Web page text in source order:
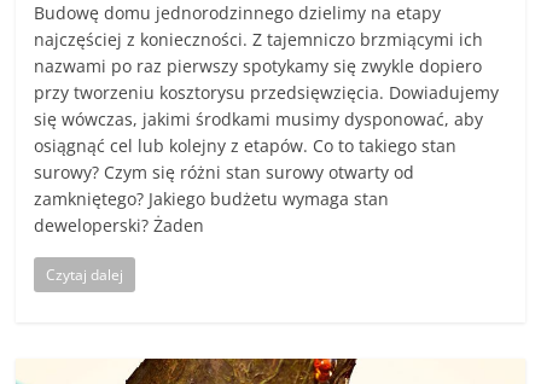
Budowę domu jednorodzinnego dzielimy na etapy
najczęściej z konieczności. Z tajemniczo brzmiącymi ich
nazwami po raz pierwszy spotykamy się zwykle dopiero
przy tworzeniu kosztorysu przedsięwzięcia. Dowiadujemy
się wówczas, jakimi środkami musimy dysponować, aby
osiągnąć cel lub kolejny z etapów. Co to takiego stan
surowy? Czym się różni stan surowy otwarty od
zamkniętego? Jakiego budżetu wymaga stan
deweloperski? Żaden
Czytaj dalej